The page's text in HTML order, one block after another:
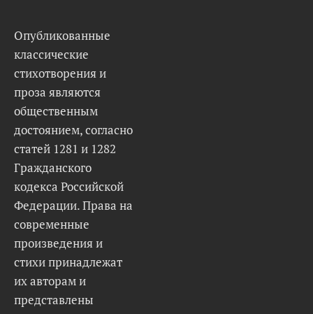
Опубликованные
классические
стихотворения и
проза являются
общественным
достоянием, согласно
статей 1281 и 1282
Гражданского
кодекса Российской
Федерации. Права на
современные
произведения и
стихи принадлежат
их авторам и
представлены